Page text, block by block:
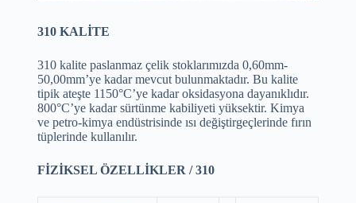
310 KALİTE
310 kalite paslanmaz çelik stoklarımızda 0,60mm-
50,00mm’ye kadar mevcut bulunmaktadır. Bu kalite
tipik ateşte 1150°C’ye kadar oksidasyona dayanıklıdır.
800°C’ye kadar sürtünme kabiliyeti yüksektir. Kimya
ve petro-kimya endüstrisinde ısı değiştirgeçlerinde fırın
tüplerinde kullanılır.
FİZİKSEL ÖZELLİKLER / 310